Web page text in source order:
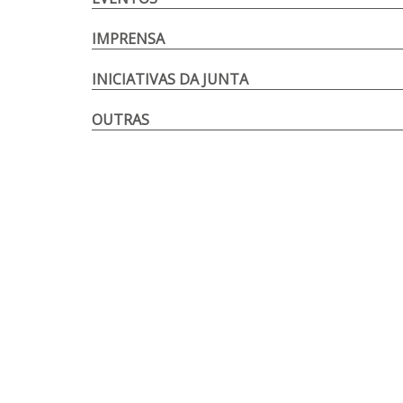
IMPRENSA
INICIATIVAS DA JUNTA
OUTRAS